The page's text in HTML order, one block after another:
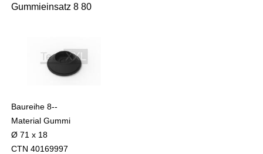
Gummieinsatz 8 80
Baureihe 8--
Material Gummi
Ø 71 x 18
CTN 40169997